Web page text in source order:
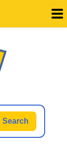
Search